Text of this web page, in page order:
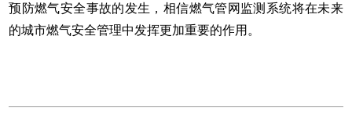
预防燃气安全事故的发生，相信燃气管网监测系统将在未来
的城市燃气安全管理中发挥更加重要的作用。